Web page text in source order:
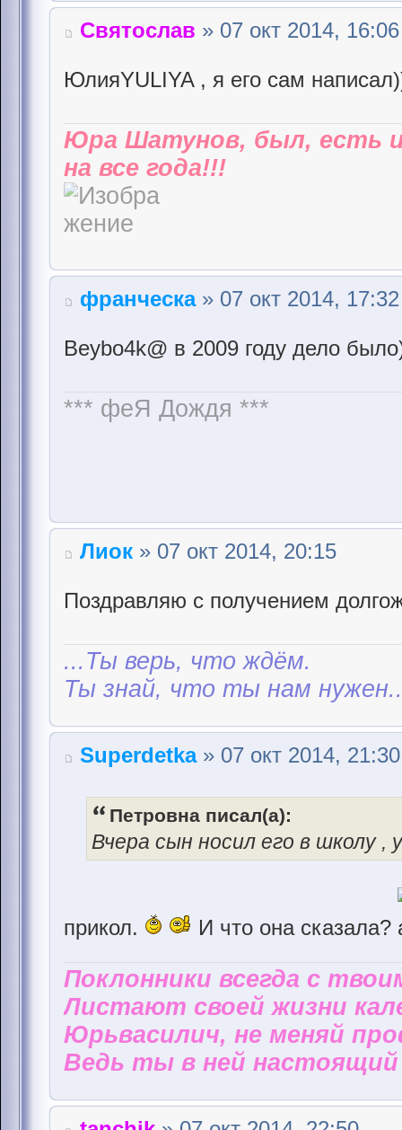
Святослав » 07 окт 2014, 16:06
ЮлияYULIYA , я его сам
Юра Шатунов, был, есть
на все года!!!
франческа» 07 окт 2014, 17:32
Beybo4k@ в 2009 году дело
*** феЯ Дождя ***
Лиок » 07 окт 2014, 20:15
Поздравляю с получением
...Ты верь, что ждём.
Ты знай, что ты нам
Superdetka» 07 окт 2014, 21:30
Петровна писал(а):
Вчера сын носил его в школу ,
прикол. И что она сказала?
Поклонники всегда с
Листают своей жизни
Юрьвасилич, не меняй
Ведь ты в ней настоящий